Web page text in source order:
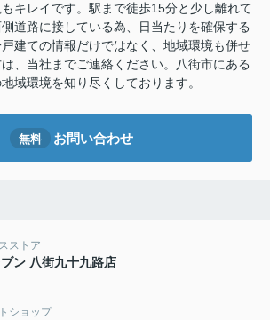
キレイです。駅まで徒歩15分と少し離れて
道路に接している為、日当たりを確保する
建ての情報だけではなく、地域環境も併せ
、当社までご連絡ください。八街市にある
域環境を知り尽くしております。
無料 お問い合わせ
ストア
ン 八街九十九路店
ショップ